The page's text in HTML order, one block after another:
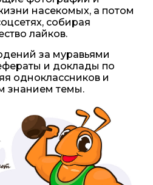
насекомых, а потом
собирая
лайков.
за муравьями
и доклады по
одноклассников и
знанием темы.